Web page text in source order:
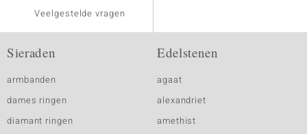
Veelgestelde vragen
Sieraden
armbanden
dames ringen
diamant ringen
Edelstenen
agaat
alexandriet
amethist